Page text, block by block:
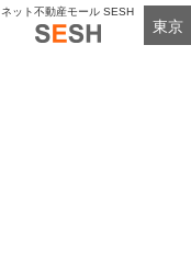
ネット不動産モール SESH
東京